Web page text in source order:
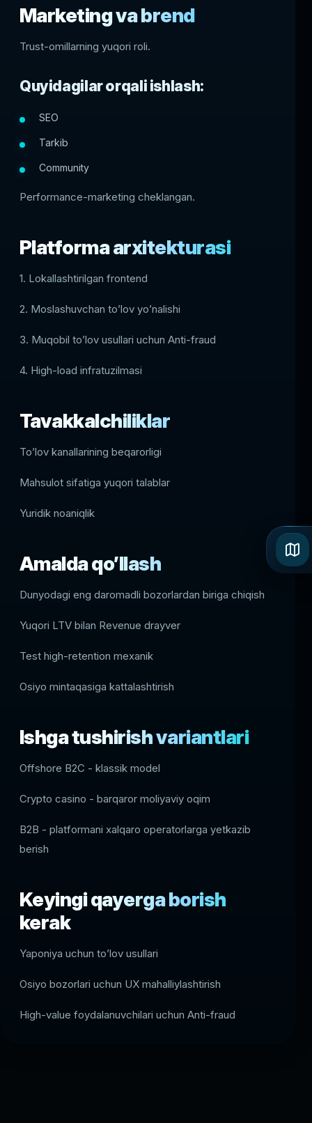
Marketing va brend
Trust-omillarning yuqori roli.
Quyidagilar orqali ishlash:
SEO
Tarkib
Community
Performance-marketing cheklangan.
Platforma arxitekturasi
1. Lokallashtirilgan frontend
2. Moslashuvchan to’lov yo’nalishi
3. Muqobil to’lov usullari uchun Anti-fraud
4. High-load infratuzilmasi
Tavakkalchiliklar
To’lov kanallarining beqarorligi
Mahsulot sifatiga yuqori talablar
Yuridik noaniqlik
Amalda qo’llash
Dunyodagi eng daromadli bozorlardan biriga chiqish
Yuqori LTV bilan Revenue drayver
Test high-retention mexanik
Osiyo mintaqasiga kattalashtirish
Ishga tushirish variantlari
Offshore B2C - klassik model
Crypto casino - barqaror moliyaviy oqim
B2B - platformani xalqaro operatorlarga yetkazib
berish
Keyingi qayerga borish
kerak
Yaponiya uchun to’lov usullari
Osiyo bozorlari uchun UX mahalliylashtirish
High-value foydalanuvchilari uchun Anti-fraud